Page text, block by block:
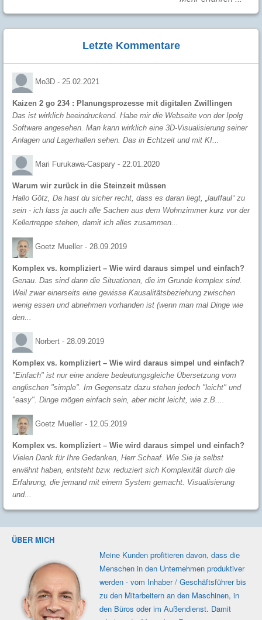
Letzte Kommentare
Mo3D - 25.02.2021
Kaizen 2 go 234 : Planungsprozesse mit digitalen Zwillingen
Das ist wirklich beeindruckend. Habe mir die Webseite von der Ipolg
Software angesehen. Man kann wirklich eine 3D-Visualisierung seiner
Anlagen und Lagerhallen sehen. Das in Echtzeit und mit KI...
Mari Furukawa-Caspary - 22.01.2020
Warum wir zurück in die Steinzeit müssen
Hallo Götz, Da hast du sicher recht, dass es daran liegt, „lauffaul“ zu
sein - ich lass ja auch alle Sachen aus dem Wohnzimmer kurz vor der
Kellertreppe stehen, damit ich alles zusammen...
Goetz Mueller - 28.09.2019
Komplex vs. kompliziert – Wie wird daraus simpel und einfach?
Genau. Das sind dann die Situationen, die im Grunde komplex sind.
Weil zwar einerseits eine gewisse Kausalitätsbeziehung zwischen
wenig essen und abnehmen vorhanden ist (wenn man mal Dinge wie
den...
Norbert - 28.09.2019
Komplex vs. kompliziert – Wie wird daraus simpel und einfach?
"Einfach" ist nur eine andere bedeutungsgleiche Übersetzung vom
englischen "simple". Im Gegensatz dazu stehen jedoch "leicht" und
"easy". Dinge mögen einfach sein, aber nicht leicht, wie z.B....
Goetz Mueller - 12.05.2019
Komplex vs. kompliziert – Wie wird daraus simpel und einfach?
Vielen Dank für Ihre Gedanken, Herr Schaaf. Wie Sie ja selbst
erwähnt haben, entsteht bzw. reduziert sich Komplexität durch die
Erfahrung, die jemand mit einem System gemacht. Visualisierung
und...
ÜBER MICH
Meine Kunden profi­tieren davon, dass die
Men­schen in den Unter­nehmen produk­tiver
werden - vom Inhaber / Geschäfts­führer bis
zu den Mit­ar­beitern an den Maschi­nen, in
den Büros oder im Außen­dienst. Damit